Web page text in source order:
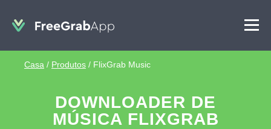
Casa / Produtos / FlixGrab Music
DOWNLOADER DE
MÚSICA FLIXGRAB